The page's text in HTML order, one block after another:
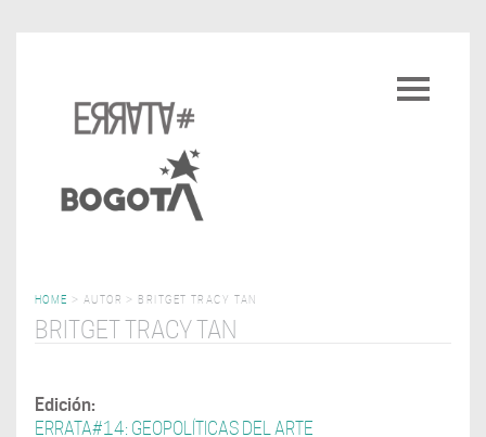
Toggle
HOME > AUTOR > BRITGET TRACY TAN
BRITGET TRACY TAN
Edición:
ERRATA#14: GEOPOLÍTICAS DEL ARTE